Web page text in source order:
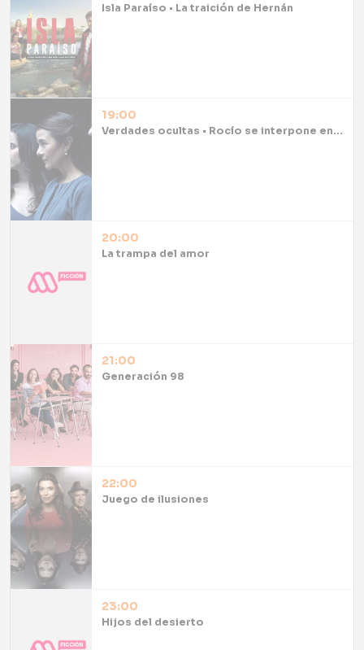
Isla Paraíso • La traición de Hernán
19:00
Verdades ocultas • Rocío se interpone en la fuga de Gaspar
20:00
La trampa del amor
21:00
Generación 98
22:00
Juego de ilusiones
23:00
Hijos del desierto